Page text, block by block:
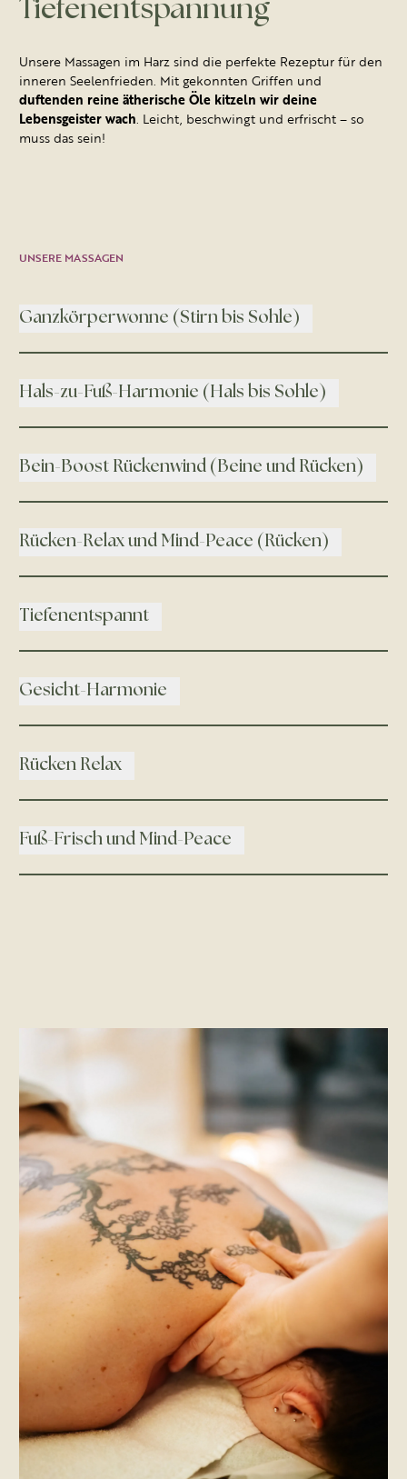
Tiefenentspannung
Unsere Massagen im Harz sind die perfekte Rezeptur für den
inneren Seelenfrieden. Mit gekonnten Griffen und
duftenden reine ätherische Öle kitzeln wir deine
Lebensgeister wach. Leicht, beschwingt und erfrischt – so
muss das sein!
UNSERE MASSAGEN
Ganzkörperwonne (Stirn bis Sohle)
Hals-zu-Fuß-Harmonie (Hals bis Sohle)
Bein-Boost Rückenwind (Beine und Rücken)
Rücken-Relax und Mind-Peace (Rücken)
Tiefenentspannt
Gesicht-Harmonie
Rücken Relax
Fuß-Frisch und Mind-Peace